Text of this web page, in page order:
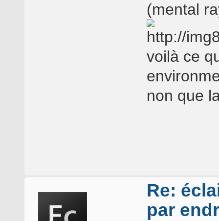
(mental
voilà ce
non que
Re:
par